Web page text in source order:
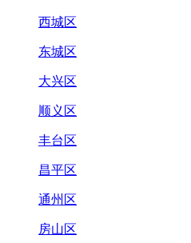
西城区
东城区
大兴区
顺义区
丰台区
昌平区
通州区
房山区